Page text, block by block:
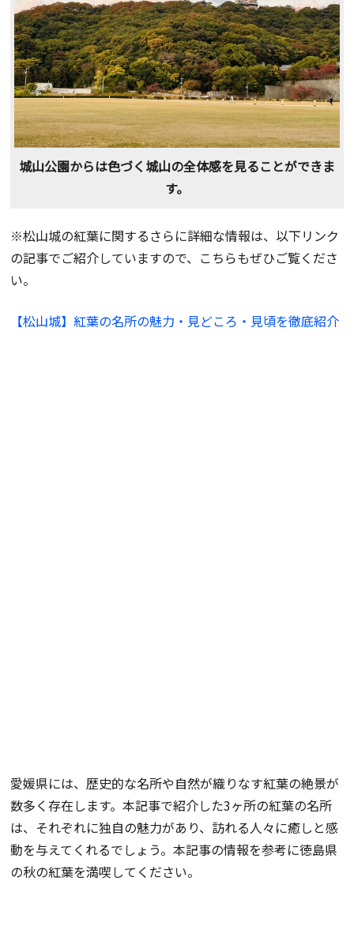
城山公園からは色づく城山の全体感を見ることができま
す。
※松山城の紅葉に関するさらに詳細な情報は、以下リンク
の記事でご紹介していますので、こちらもぜひご覧くださ
い。
【松山城】紅葉の名所の魅力・見どころ・見頃を徹底紹介
愛媛県には、歴史的な名所や自然が織りなす紅葉の絶景が
数多く存在します。本記事で紹介した3ヶ所の紅葉の名所
は、それぞれに独自の魅力があり、訪れる人々に癒しと感
動を与えてくれるでしょう。本記事の情報を参考に徳島県
の秋の紅葉を満喫してください。